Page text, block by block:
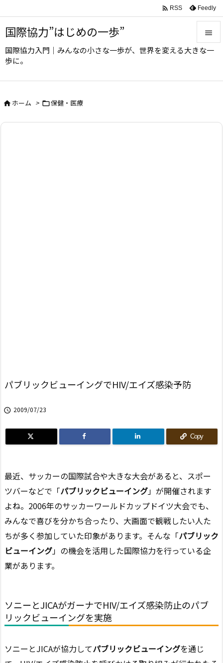
国際協力”はじめの一歩”
国際協力入門｜みんなの小さな一歩が、世界を変える大きな一
歩に。



 RSS Feedly
ホーム > 保健・医療
パブリックビューイングでHIV/エイズ感染予防
 2009/07/23
Copy
最近、サッカーの国際試合や大きな大会があると、スポー
ツバーなどで「パブリックビューイング」が開催されます
よね。2006年のサッカーワールドカップドイツ大会でも、
みんなで喜びを分かち合ったり、大画面で観戦したい人た
ちが多く参加していた印象があります。そんな「パブリック
ビューイング」の機会を活用した国際協力を行っている企
業があります。
ソニーとJICAがガーナでHIV/エイズ感染防止のパブ
リックビューイングを実施
ソニーとJICAが協力してパブリックビューイングを通じ